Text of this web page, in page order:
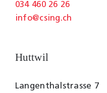
034 460 26 26
info@csing.ch
Huttwil
Langenthalstrasse 7